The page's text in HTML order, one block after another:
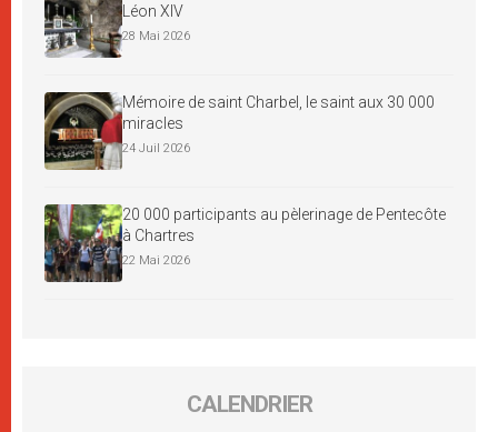
Léon XIV
28 Mai 2026
Mémoire de saint Charbel, le saint aux 30 000
miracles
24 Juil 2026
20 000 participants au pèlerinage de Pentecôte
à Chartres
22 Mai 2026
CALENDRIER